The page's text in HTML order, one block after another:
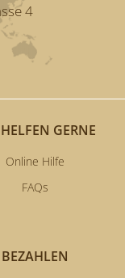
4
GERNE
Online Hilfe
FAQs
BEZAHLEN